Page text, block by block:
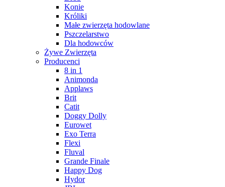
Konie
Króliki
Małe zwierzęta hodowlane
Pszczelarstwo
Dla hodowców
Żywe Zwierzęta
Producenci
8 in 1
Animonda
Applaws
Brit
Catit
Doggy Dolly
Eurowet
Exo Terra
Flexi
Fluval
Grande Finale
Happy Dog
Hydor